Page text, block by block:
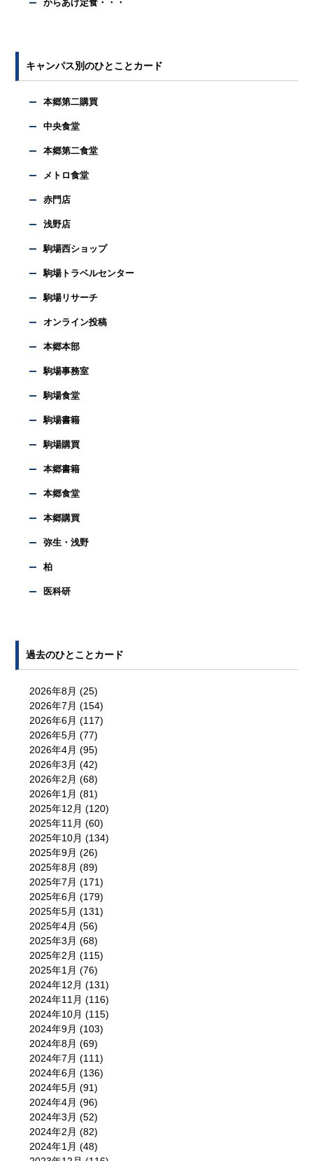
からあげ定食・・・
キャンパス別のひとことカード
本郷第二購買
中央食堂
本郷第二食堂
メトロ食堂
赤門店
浅野店
駒場西ショップ
駒場トラベルセンター
駒場リサーチ
オンライン投稿
本郷本部
駒場事務室
駒場食堂
駒場書籍
駒場購買
本郷書籍
本郷食堂
本郷購買
弥生・浅野
柏
医科研
過去のひとことカード
2026年8月 (25)
2026年7月 (154)
2026年6月 (117)
2026年5月 (77)
2026年4月 (95)
2026年3月 (42)
2026年2月 (68)
2026年1月 (81)
2025年12月 (120)
2025年11月 (60)
2025年10月 (134)
2025年9月 (26)
2025年8月 (89)
2025年7月 (171)
2025年6月 (179)
2025年5月 (131)
2025年4月 (56)
2025年3月 (68)
2025年2月 (115)
2025年1月 (76)
2024年12月 (131)
2024年11月 (116)
2024年10月 (115)
2024年9月 (103)
2024年8月 (69)
2024年7月 (111)
2024年6月 (136)
2024年5月 (91)
2024年4月 (96)
2024年3月 (52)
2024年2月 (82)
2024年1月 (48)